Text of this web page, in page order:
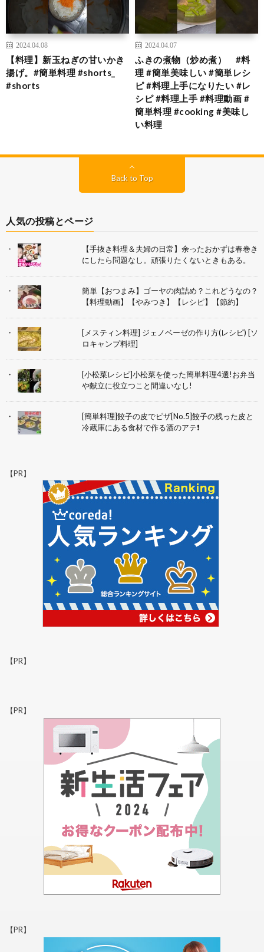
2024.04.08
【料理】新玉ねぎの甘いかき
揚げ。#簡単料理 #shorts_
#shorts
2024.04.07
ふきの煮物（炒め煮） #料
理 #簡単美味しい #簡単レシ
ピ #料理上手になりたい #レ
シピ #料理上手 #料理動画 #
簡単料理 #cooking #美味し
い料理
Back to Top
人気の投稿とページ
【手抜き料理＆夫婦の日常】余ったおかずは春巻き
にしたら問題なし。頑張りたくないときもある。
簡単【おつまみ】ゴーヤの肉詰め？これどうなの？
【料理動画】【やみつき】【レシピ】【節約】
[メスティン料理] ジェノベーゼの作り方(レシピ) [ソ
ロキャンプ料理]
[小松菜レシピ]小松菜を使った簡単料理4選!お弁当
や献立に役立つこと間違いなし!
[簡単料理]餃子の皮でピザ[No.5]餃子の残った皮と
冷蔵庫にある食材で作る酒のアテ❗
【PR】
【PR】
【PR】
【PR】